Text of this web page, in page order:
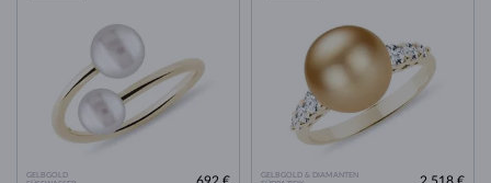
GELBGOLD
GELBGOLD & DIAMANTEN